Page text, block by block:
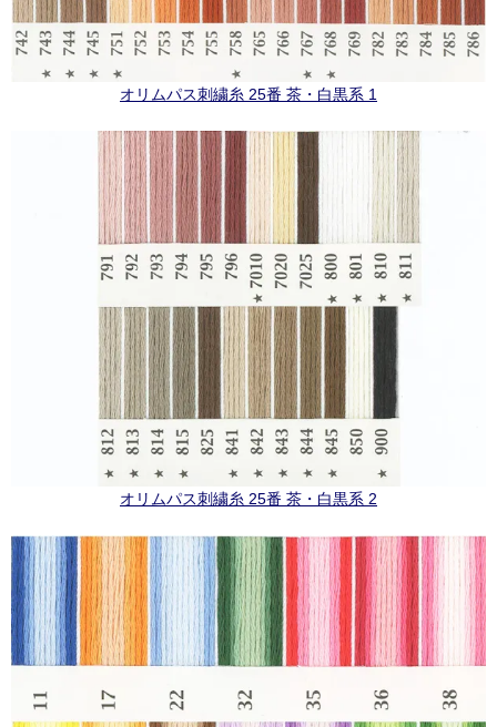
オリムパス刺繍糸 25番 茶・白黒系 1
オリムパス刺繍糸 25番 茶・白黒系 2